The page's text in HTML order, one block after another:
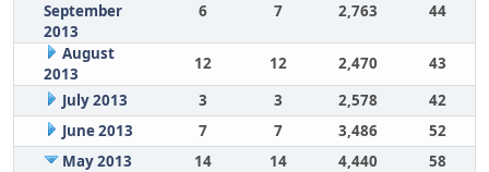
September
2013
6 7 2,763 44
August
2013
12 12 2,470
43
July 2013
3 3 2,578
42
June 2013
7 7 3,486
52
May 2013
14 14 4,440
58